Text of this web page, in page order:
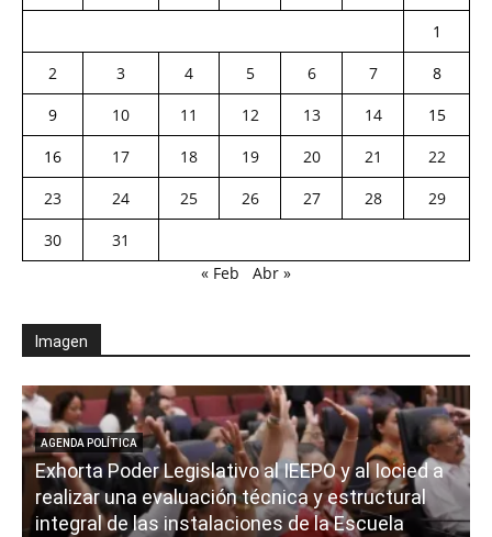
1
2
3 4 5 6 7
8
9
10 11 12 13 14
15
16
17 18 19 20 21
22
23
24 25 26 27 28
29
30
31
« Feb
Abr »
Imagen
AGENDA POLÍTICA
Exhorta Poder Legislativo al IEEPO y al Iocied a
realizar una evaluación técnica y estructural
integral de las instalaciones de la Escuela